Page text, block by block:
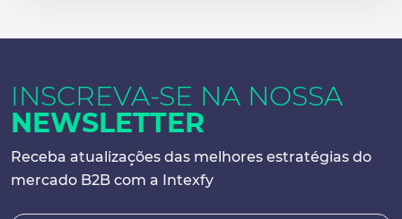
INSCREVA-SE NA NOSSA
NEWSLETTER
Receba atualizações das melhores estratégias do
mercado B2B com a Intexfy